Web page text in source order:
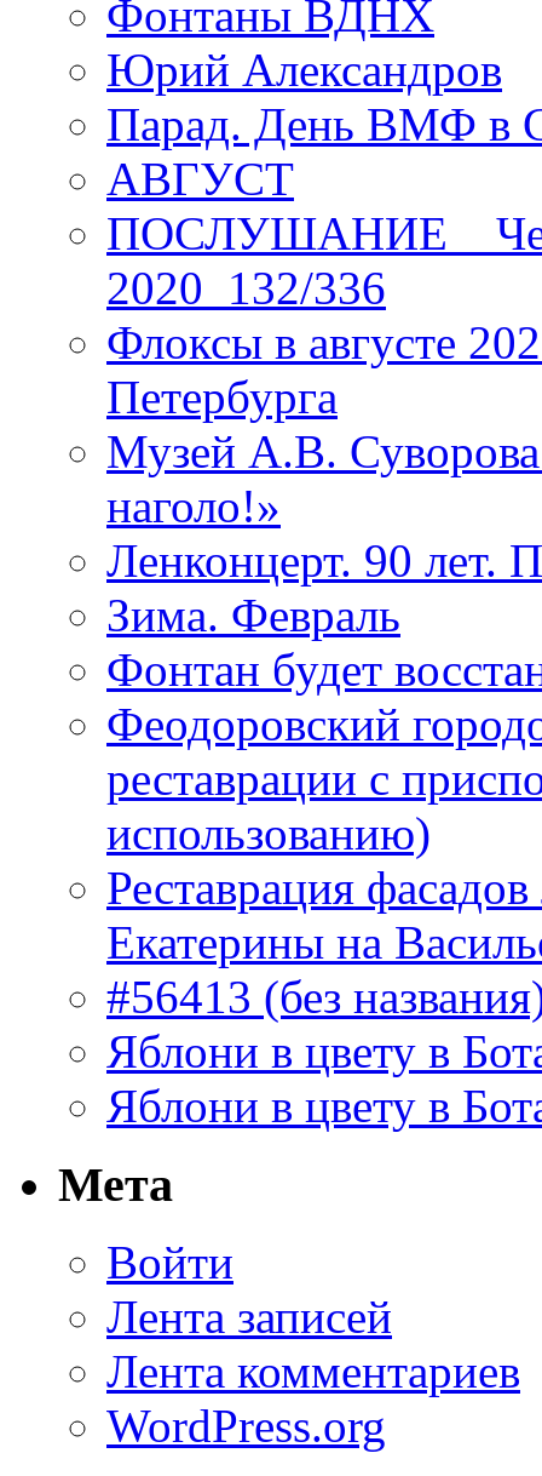
Фонтаны ВДНХ
Юрий Александров
Парад. День ВМФ в
АВГУСТ
ПОСЛУШАНИЕ _
2020_132/336
Флоксы в августе
Петербурга
Музей А.В.
наголо!»
Ленконцерт. 90 лет.
Зима. Февраль
Фонтан будет
Феодоровский
реставрации с
использованию)
Реставрация
Екатерины на
#56413 (без
Яблони в цвету в
Яблони в цвету в
Мета
Войти
Лента записей
Лента комментариев
WordPress.org